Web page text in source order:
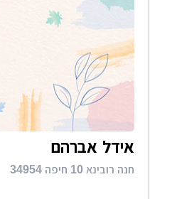
אידל אברהם
חנה רובינא 10 חיפה 34954